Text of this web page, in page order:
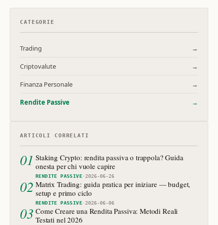
CATEGORIE
Trading →
Criptovalute →
Finanza Personale →
Rendite Passive →
ARTICOLI CORRELATI
01 Staking Crypto: rendita passiva o trappola? Guida
onesta per chi vuole capire
RENDITE PASSIVE·2026-06-26
02 Matrix Trading: guida pratica per iniziare — budget,
setup e primo ciclo
RENDITE PASSIVE·2026-06-06
03 Come Creare una Rendita Passiva: Metodi Reali
Testati nel 2026